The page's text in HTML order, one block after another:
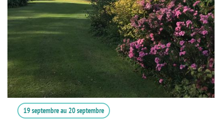
19 septembreau 20 septembre